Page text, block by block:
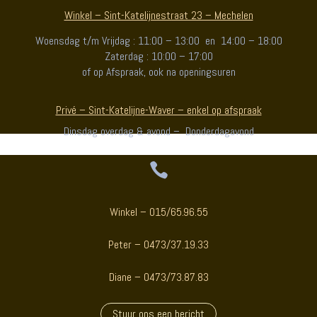
Winkel – Sint-Katelijnestraat 23 – Mechelen
Woensdag t/m Vrijdag : 11:00 – 13:00 en 14:00 – 18:00
Zaterdag : 10:00 – 17:00
of op Afspraak, ook na openingsuren
Privé – Sint-Katelijne-Waver – enkel op afspraak
Dinsdag overdag & avond – Donderdagavond

Winkel – 015/65.96.55
Peter – 0473/37.19.33
Diane – 0473/73.87.83
Stuur ons een bericht